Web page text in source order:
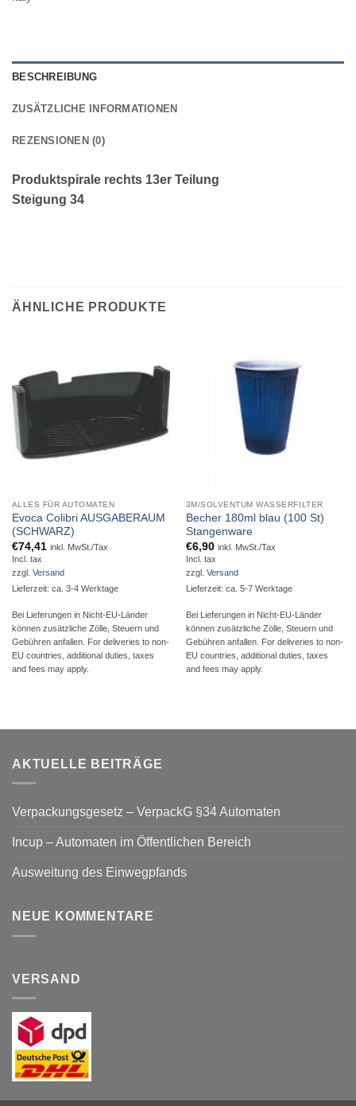
BESCHREIBUNG
ZUSÄTZLICHE INFORMATIONEN
REZENSIONEN (0)
Produktspirale rechts 13er Teilung
Steigung 34
ÄHNLICHE PRODUKTE
ALLES FÜR AUTOMATEN
Evoca Colibri AUSGABERAUM
(SCHWARZ)
€74,41 inkl. MwSt./Tax
Incl. tax
zzgl. Versand
Lieferzeit: ca. 3-4 Werktage
Bei Lieferungen in Nicht-EU-Länder
können zusätzliche Zölle, Steuern und
Gebühren anfallen. For deliveries to non-
EU countries, additional duties, taxes
and fees may apply.
3M/SOLVENTUM WASSERFILTER
Becher 180ml blau (100 St)
Stangenware
€6,90 inkl. MwSt./Tax
Incl. tax
zzgl. Versand
Lieferzeit: ca. 5-7 Werktage
Bei Lieferungen in Nicht-EU-Länder
können zusätzliche Zölle, Steuern und
Gebühren anfallen. For deliveries to non-
EU countries, additional duties, taxes
and fees may apply.
AKTUELLE BEITRÄGE
Verpackungsgesetz – VerpackG §34 Automaten
Incup – Automaten im Öffentlichen Bereich
Ausweitung des Einwegpfands
NEUE KOMMENTARE
VERSAND